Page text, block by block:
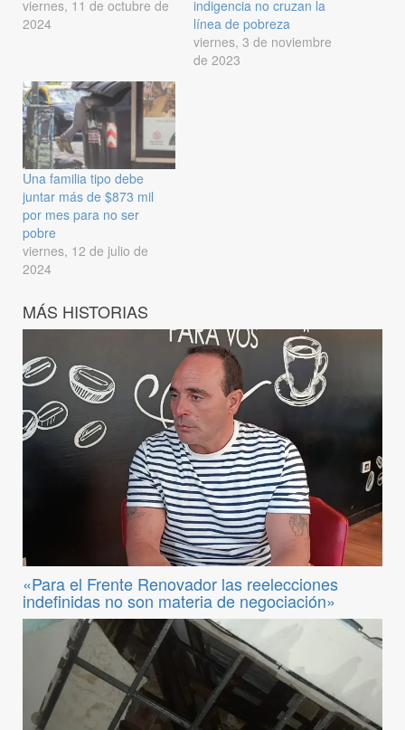
viernes, 11 de octubre de
2024
indigencia no cruzan la
línea de pobreza
viernes, 3 de noviembre
de 2023
Una familia tipo debe
juntar más de $873 mil
por mes para no ser
pobre
viernes, 12 de julio de
2024
MÁS HISTORIAS
«Para el Frente Renovador las reelecciones
indefinidas no son materia de negociación»